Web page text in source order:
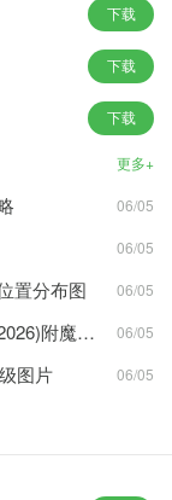
购停不下来，让繁
手，按下热键，让
中完成各种复杂操
进行和结束均有气
下载
下载
下载
更多+
06/05
06/05
置分布图 06/05
我的世界(自定义)附魔指令大全 我的世界(2026)附魔指令代码大全 06/05
图片 06/05